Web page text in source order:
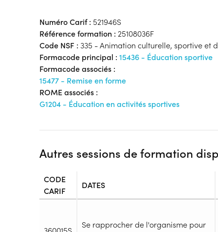
Numéro Carif : 521946S
Référence formation : 25108036F
Code NSF : 335 - Animation culturelle, sportive et
Formacode principal : 15436 - Éducation sportive
Formacode associés :
15477 - Remise en forme
ROME associés :
G1204 - Éducation en activités sportives
Autres sessions de formation
CODE
CARIF
DATES
Se rapprocher de l'organisme pour